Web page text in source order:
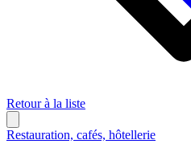
Retour à la liste
Restauration, cafés, hôtellerie